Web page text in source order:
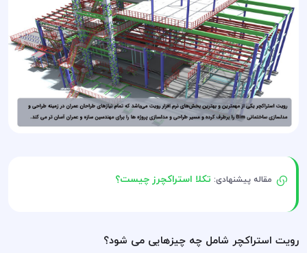
مقاله پیشنهادی: تکلا استراکچرز چیست؟
رویت استراکچر شامل چه چیزهایی می شود؟